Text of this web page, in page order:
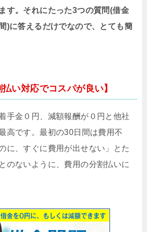
す。それにたった3つの質問(借金
)に答えるだけでなので、とても簡
い対応でコスパが良い】
手金０円、減額報酬が０円と他社
高です。最初の30日間は費用不
に、すぐに費用が出せない」とた
のないように、費用の分割払いに